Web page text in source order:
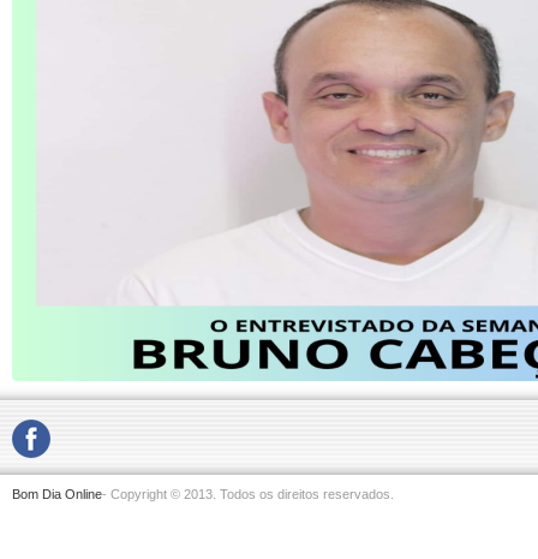
Bom Dia Online- Copyright © 2013. Todos os direitos reservados.